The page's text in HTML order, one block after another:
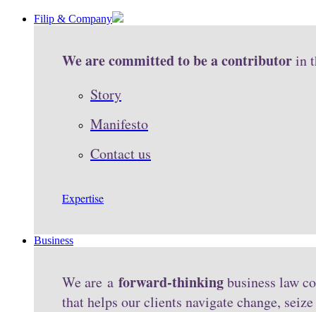
Filip & Company
We are committed to be a contributorin
Story
Manifesto
Contact us
Expertise
Business
We are a forward-thinkingbusiness law
that helps our clients navigate change,